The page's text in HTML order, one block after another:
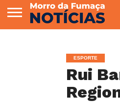
ESPORTE
Rui